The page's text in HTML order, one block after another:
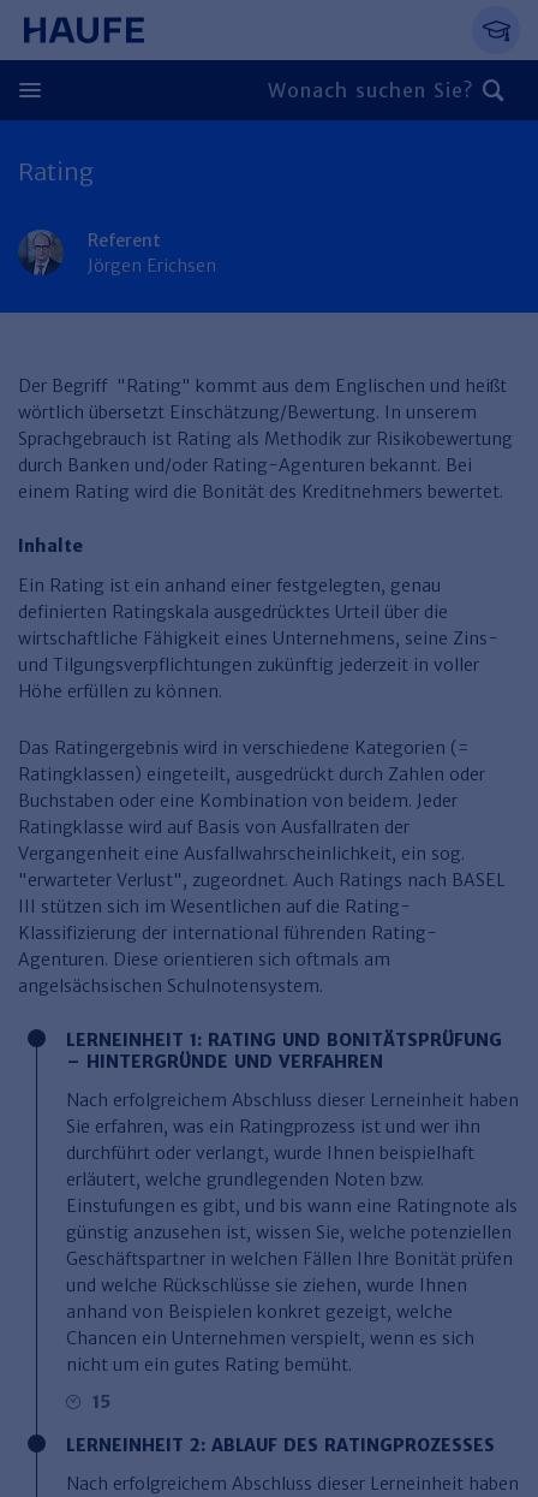
Springe direkt zum Hauptinhalt, zur
Zum Hauptinhalt springen
Zur Navigation springen
Zur Suche springen
Zurück
Personal
Arbeitsrecht
Entgeltabrechnung
Führung
Personalmanagement und
Personalentwicklung und
Talentmanagement
Persönlichkeitsentwicklung
Zurück
Steuern & Rechnungswesen
Finden Sie Ihr Thema
Steuerrecht
Rechnungswesen
Entgeltabrechnung
Steuerkanzlei und Gebühren
Software und Tools
Recht & Compliance
Finden Sie Ihr Thema
Familien- und Erbrecht
Miet- und WE-Recht
Rechtsanwaltskanzlei und Gebühren
Verkehrsrecht
Sozialrecht
Compliance
Insolvenzrecht
Medizinrecht
Zurück
Immobilien
Finden Sie Ihr Thema
Miet- und Bestandsverwaltung
WEG-Verwaltung
Wohnungswirtschaft
Zurück
Öffentlicher Dienst
Finden Sie Ihr Thema
TV-L
TVöD
SGB & Sozialwesen
Arbeitsschutz & BGM
Finden Sie Ihr Thema
Betriebliches
Gesundheitsmanagement
Zurück
Finden Sie Ihr Thema
Haufe Personal Office
Haufe Finance Office
Haufe Zeugnis Manager
Sozialrechtprodukte
Haufe Arbeitsschutz
Haufe TVöD/TV-L Office
Haufe Immobilien
Rating
Referent
Jörgen Erichsen
Der Begriff "Rating" kommt aus dem Englischen und heißt
wörtlich übersetzt Einschätzung/Bewertung. In unserem
Sprachgebrauch ist Rating als Methodik zur Risikobewertung
durch Banken und/oder Rating-Agenturen bekannt. Bei
einem Rating wird die Bonität des Kreditnehmers bewertet.
Inhalte
Ein Rating ist ein anhand einer festgelegten, genau
definierten Ratingskala ausgedrücktes Urteil über die
wirtschaftliche Fähigkeit eines Unternehmens, seine Zins-
und Tilgungsverpflichtungen zukünftig jederzeit in voller
Höhe erfüllen zu können.
Das Ratingergebnis wird in verschiedene Kategorien (=
Ratingklassen) eingeteilt, ausgedrückt durch Zahlen oder
Buchstaben oder eine Kombination von beidem. Jeder
Ratingklasse wird auf Basis von Ausfallraten der
Vergangenheit eine Ausfallwahrscheinlichkeit, ein sog.
"erwarteter Verlust", zugeordnet. Auch Ratings nach BASEL
III stützen sich im Wesentlichen auf die Rating-
Klassifizierung der international führenden Rating-
Agenturen. Diese orientieren sich oftmals am
angelsächsischen Schulnotensystem.
LERNEINHEIT 1: RATING UND BONITÄTSPRÜFUNG
– HINTERGRÜNDE UND VERFAHREN
Nach erfolgreichem Abschluss dieser Lerneinheit haben
Sie erfahren, was ein Ratingprozess ist und wer ihn
durchführt oder verlangt, wurde Ihnen beispielhaft
erläutert, welche grundlegenden Noten bzw.
Einstufungen es gibt, und bis wann eine Ratingnote als
günstig anzusehen ist, wissen Sie, welche potenziellen
Geschäftspartner in welchen Fällen Ihre Bonität prüfen
und welche Rückschlüsse sie ziehen, wurde Ihnen
anhand von Beispielen konkret gezeigt, welche
Chancen ein Unternehmen verspielt, wenn es sich
nicht um ein gutes Rating bemüht.
15
LERNEINHEIT 2: ABLAUF DES RATINGPROZESSES
Nach erfolgreichem Abschluss dieser Lerneinheit haben